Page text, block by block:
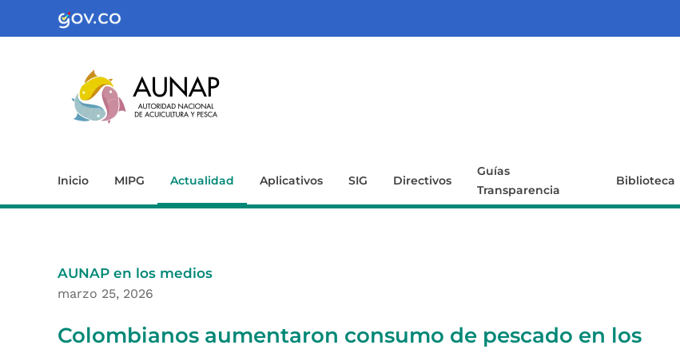
Inicio MIPG Actualidad Aplicativos SIG Directivos
Guías
Transparencia
Biblioteca
AUNAP en los medios
marzo 25, 2026
Colombianos aumentaron consumo de pescado en los